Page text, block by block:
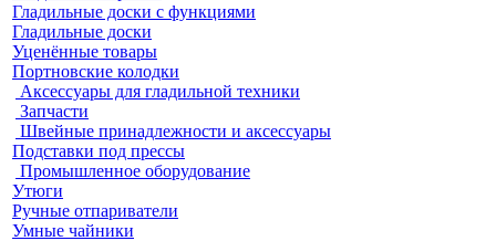
Гладильные доски с функциями
Гладильные доски
Уценённые товары
Портновские колодки
Аксессуары для гладильной техники
Запчасти
Швейные принадлежности и аксессуары
Подставки под прессы
Промышленное оборудование
Утюги
Ручные отпариватели
Умные чайники